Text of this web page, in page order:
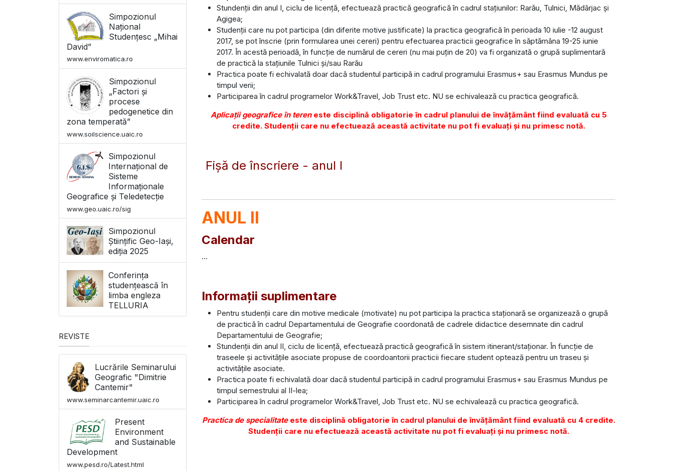
Stundenții din anul I, ciclu de licență, efectuează practică geografică în cadrul stațiunilor: Rarău, Tulnici, Mădârjac și
Agigea;
Studenții care nu pot participa (din diferite motive justificate) la practica geografică în perioada 10 iulie -12 august
2017, se pot înscrie (prin formularea unei cereri) pentru efectuarea practicii geografice în săptămâna 19-25 iunie
2017. În acestă perioadă, în funcție de numărul de cereri (nu mai puțin de 20) va fi organizată o grupă suplimentară
de practică la stațiunile Tulnici și/sau Rarău
Practica poate fi echivalată doar dacă studentul participă in cadrul programului Erasmus+ sau Erasmus Mundus pe
timpul verii;
Participarea în cadrul programelor Work&Travel, Job Trust etc. NU se echivalează cu practica geografică.
Aplicații geografice în tereneste disciplină obligatorie în cadrul planului de învățământ fiind evaluată cu 5
credite. Studenții care nu efectuează această activitate nu pot fi evaluați și nu primesc notă.
Fișă de înscriere - anul I
ANUL II
Calendar
...
Informații suplimentare
Pentru studenții care din motive medicale (motivate) nu pot participa la practica staționară se organizează o grupă
de practică în cadrul Departamentului de Geografie coordonată de cadrele didactice desemnate din cadrul
Departamentului de Geografie;
Stundenții din anul II, ciclu de licență, efectuează practică geografică în sistem itinerant/staționar. În funcție de
traseele și activitățile asociate propuse de coordoantorii practicii fiecare student optează pentru un traseu și
activitățile asociate.
Practica poate fi echivalată doar dacă studentul participă in cadrul programului Erasmus+ sau Erasmus Mundus pe
timpul semestrului al II-lea;
Participarea în cadrul programelor Work&Travel, Job Trust etc. NU se echivalează cu practica geografică.
Practica de specialitateeste disciplină obligatorie în cadrul planului de învățământ fiind evaluată cu 4 credite.
Studenții care nu efectuează această activitate nu pot fi evaluați și nu primesc notă.
Simpozionul
Național
Studențesc „Mihai
David”
www.enviromatica.ro
Simpozionul
„Factori și
procese
pedogenetice din
zona temperată”
www.soilscience.uaic.ro
Simpozionul
Internațional de
Sisteme
Informaționale
Geografice și Teledetecție
www.geo.uaic.ro/sig
Simpozionul
Științific Geo-Iași,
ediția 2025
Conferința
studențească în
limba engleza
TELLURIA
REVISTE
Lucrările Seminarului
Geografic "Dimitrie
Cantemir"
www.seminarcantemir.uaic.ro
Present
Environment
and Sustainable
Development
www.pesd.ro/Latest.html